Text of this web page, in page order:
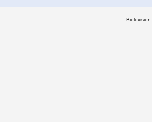
Biolovision